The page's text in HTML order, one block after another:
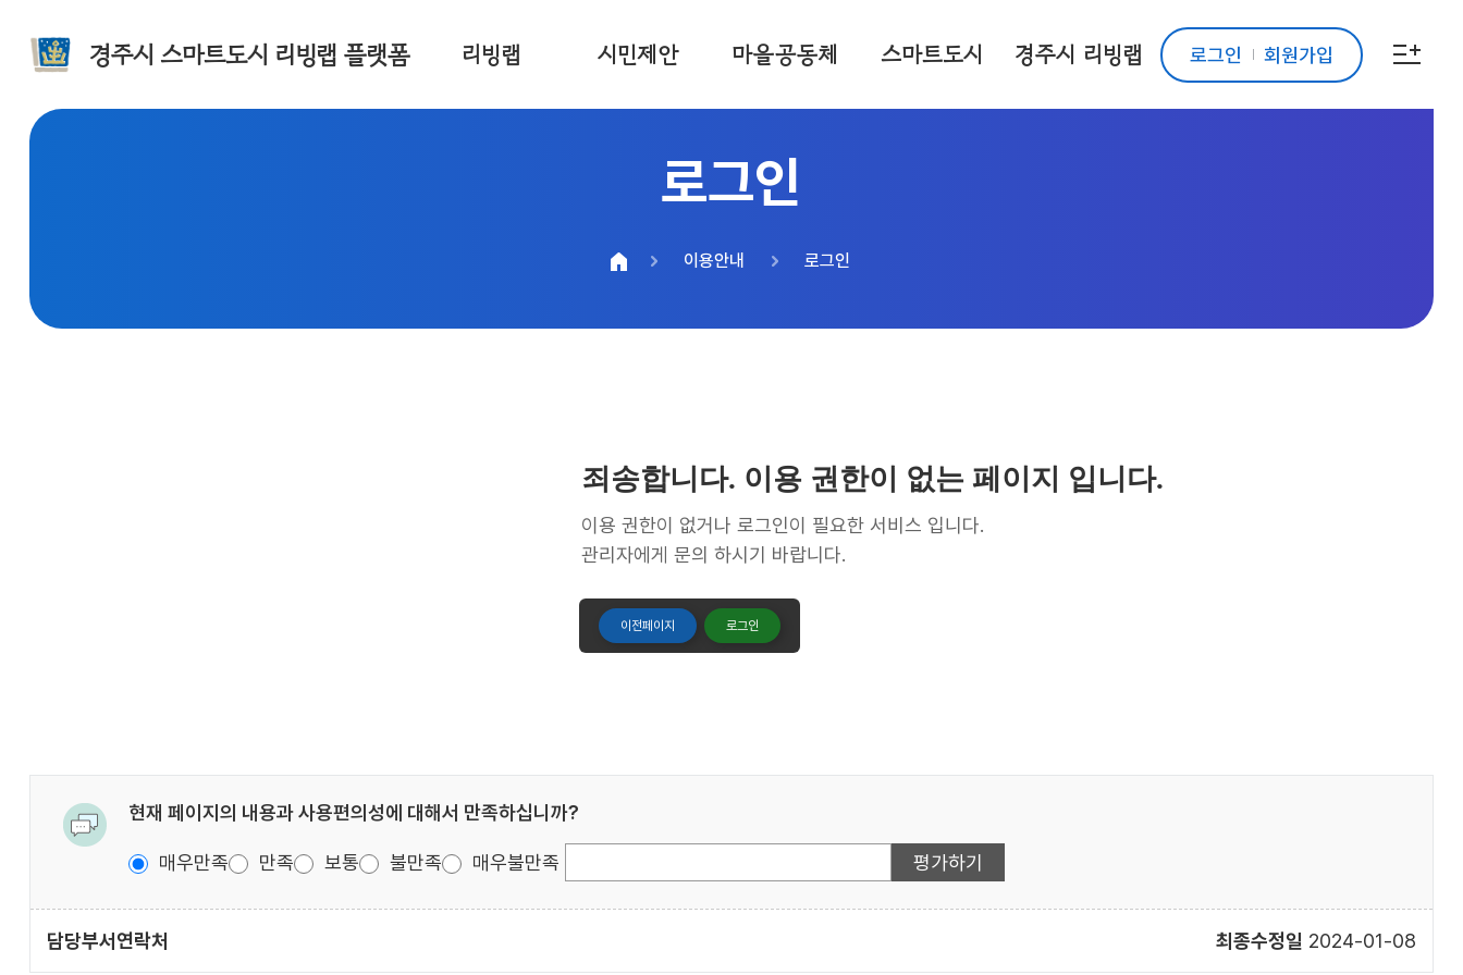
경주시 스마트도시 리빙랩 플랫폼 리빙랩 시민제안 마을공동체 스마트도시 경주시 리빙랩 로그인 회원가입
로그인
이용안내 로그인
죄송합니다. 이용 권한이 없는 페이지 입니다.
이용 권한이 없거나 로그인이 필요한 서비스 입니다.
관리자에게 문의 하시기 바랍니다.
이전페이지 로그인
현재 페이지의 내용과 사용편의성에 대해서 만족하십니까?
매우만족 만족 보통 불만족 매우불만족
담당부서 연락처 최종수정일 2024-01-08